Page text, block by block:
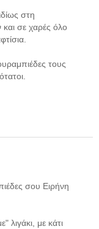
στη
σε χαρές όλο
τους
σου Ειρήνη
λιγάκι, με κάτι